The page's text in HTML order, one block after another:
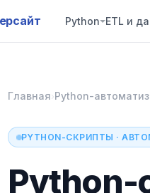
Python ETL и
Главная›Python-
PYTHON-СКРИПТЫ ·
Python-